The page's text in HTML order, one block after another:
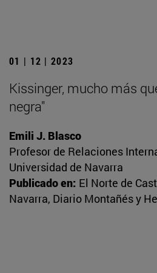
01 | 12 | 2023
Kissinger, mucho más
negra"
Emili J. Blasco
Profesor de Relaciones
Universidad de Navarra
Publicado en: El Norte de
Navarra, Diario Montañés y